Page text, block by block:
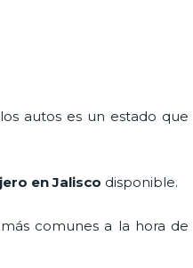
autos es un estado que
en Jalisco disponible.
comunes a la hora de